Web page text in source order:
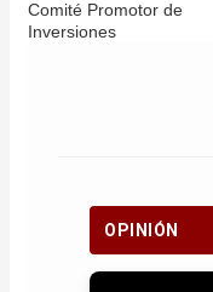
Comité Promotor de
Inversiones
OPINIÓN